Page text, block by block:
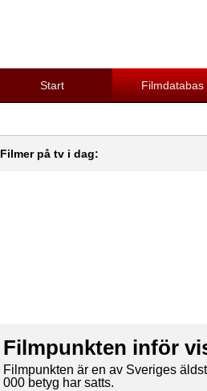
Start Filmdatabas
Filmer på tv i dag:
Filmpunkten inför
Filmpunkten är en av Sveriges
000 betyg har satts.